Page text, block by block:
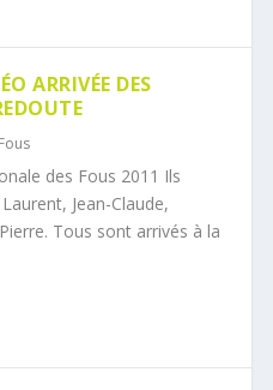
ARRIVÉE DES
des Fous 2011 Ils
Jean-Claude,
Tous sont arrivés à la